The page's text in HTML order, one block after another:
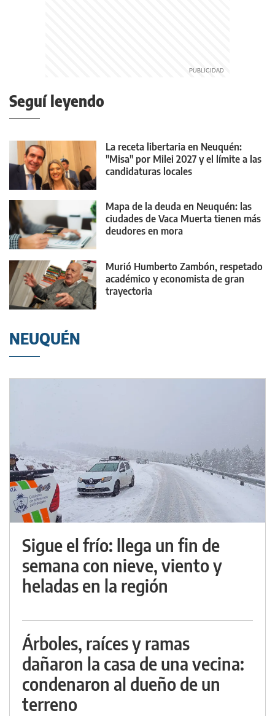
Seguí leyendo
La receta libertaria en Neuquén:
"Misa" por Milei 2027 y el límite a las
candidaturas locales
Mapa de la deuda en Neuquén: las
ciudades de Vaca Muerta tienen más
deudores en mora
Murió Humberto Zambón, respetado
académico y economista de gran
trayectoria
NEUQUÉN
Sigue el frío: llega un fin de
semana con nieve, viento y
heladas en la región
Árboles, raíces y ramas
dañaron la casa de una vecina:
condenaron al dueño de un
terreno